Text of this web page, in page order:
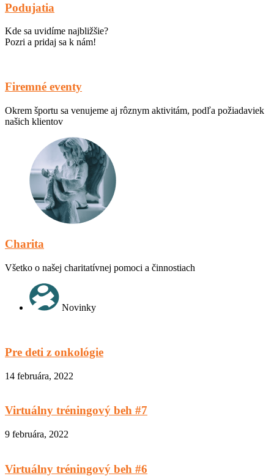
Podujatia
Kde sa uvidíme najbližšie?
Pozri a pridaj sa k nám!
Firemné eventy
Okrem športu sa venujeme aj rôznym aktivitám, podľa požiadaviek
našich klientov
Charita
Všetko o našej charitatívnej pomoci a činnostiach
Novinky
Pre deti z onkológie
14 februára, 2022
Virtuálny tréningový beh #7
9 februára, 2022
Virtuálny tréningový beh #6